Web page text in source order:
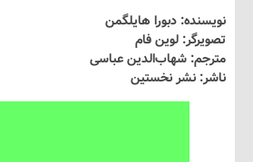
دبورا هایلگمن
لوین فام
شهاب‌الدین عباسی
نخستین